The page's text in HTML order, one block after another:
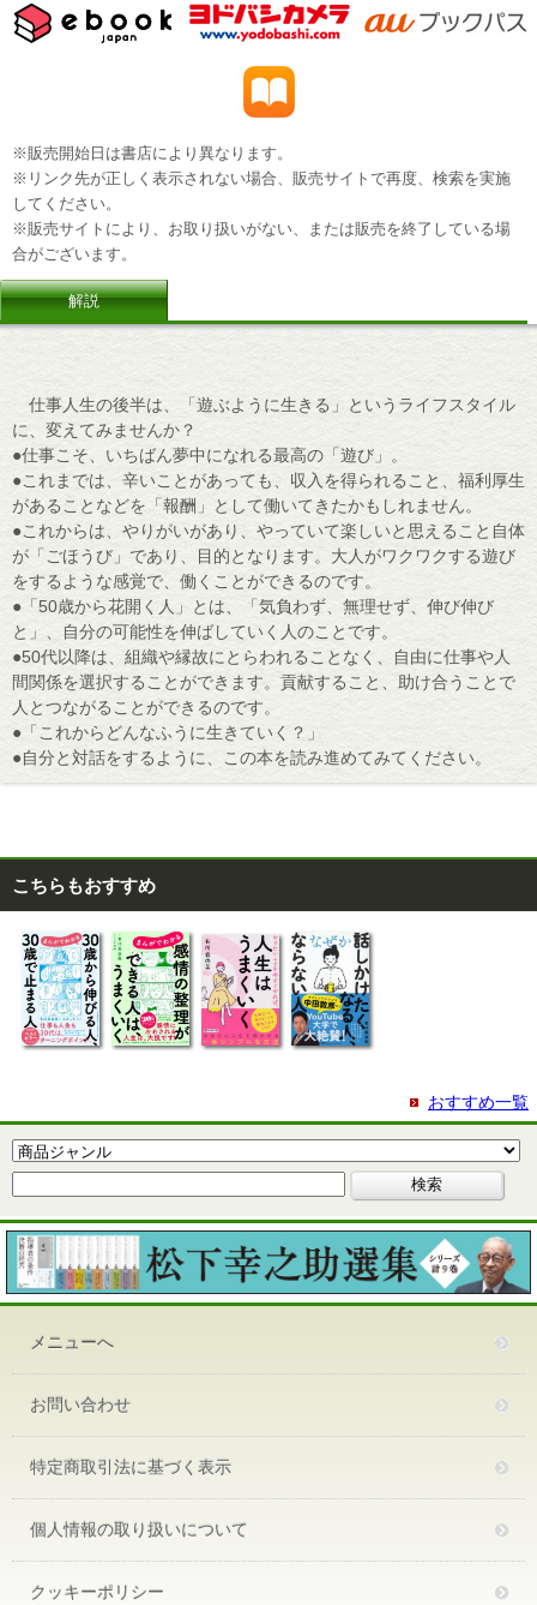
※販売開始日は書店により異なります。
※リンク先が正しく表示されない場合、販売サイトで再度、検索を実施
してください。
※販売サイトにより、お取り扱いがない、または販売を終了している場
合がございます。
解説
仕事人生の後半は、「遊ぶように生きる」というライフスタイル
に、変えてみませんか？
●仕事こそ、いちばん夢中になれる最高の「遊び」。
●これまでは、辛いことがあっても、収入を得られること、福利厚生
があることなどを「報酬」として働いてきたかもしれません。
●これからは、やりがいがあり、やっていて楽しいと思えること自体
が「ごほうび」であり、目的となります。大人がワクワクする遊び
をするような感覚で、働くことができるのです。
●「50歳から花開く人」とは、「気負わず、無理せず、伸び伸び
と」、自分の可能性を伸ばしていく人のことです。
●50代以降は、組織や縁故にとらわれることなく、自由に仕事や人
間関係を選択することができます。貢献すること、助け合うことで
人とつながることができるのです。
●「これからどんなふうに生きていく？」
●自分と対話をするように、この本を読み進めてみてください。
こちらもおすすめ
おすすめ一覧
メニューへ
お問い合わせ
特定商取引法に基づく表示
個人情報の取り扱いについて
クッキーポリシー